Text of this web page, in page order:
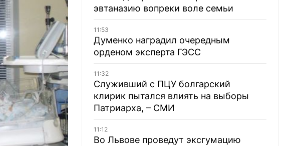
эвтаназию вопреки воле семьи
11:53
Думенко наградил очередным
орденом эксперта ГЭСС
11:32
Служивший с ПЦУ болгарский
клирик пытался влиять на выборы
Патриарха, – СМИ
11:12
Во Львове проведут эксгумацию